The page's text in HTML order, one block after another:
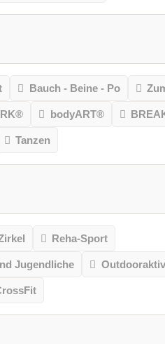
Bauch - Beine - Po
bodyART®
Tanzen
Reha-Sport
Jugendliche